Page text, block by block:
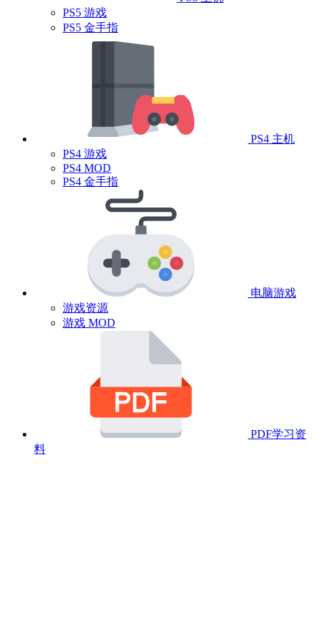
PS5 游戏
PS5 金手指
PS4 主机
PS4 游戏
PS4 MOD
PS4 金手指
电脑游戏
游戏资源
游戏 MOD
PDF学习资
料